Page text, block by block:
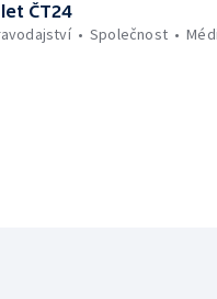
ČT24
Společnost